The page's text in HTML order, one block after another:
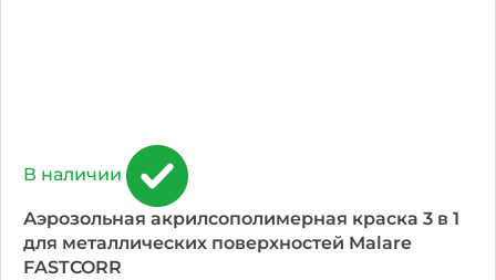
В наличии
Аэрозольная акрилсополимерная краска 3 в 1
для металлических поверхностей Malare
FASTCORR